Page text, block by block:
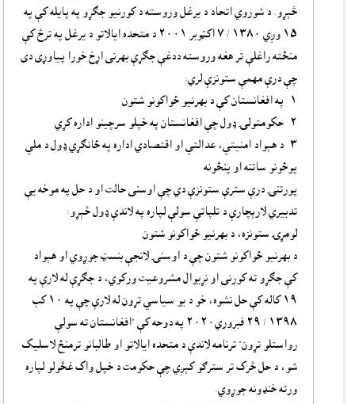
څېړو. د شوروي اتحاد د يرغل وروسته د کورنيو جګړو په پايله کې په
١٥ وږي ١٣٨٠ / ٧ اکټوبر ٢٠٠١ د متحده ايالاتو د يرغل په ترڅ کې
منځته راغلې تر هغه وروسته ددغې جګړې بهرنى اړخ خورا پياوړى دى
چې درې مهمې ستونزې لري:
١- په افغانستان کې د بهرنيو ځواکونو شتون
٢- حکومتولۍ ډول چې افغانستان په خپلو سرچينو اداره کړي
٣- د هېواد امنيتي، عدالتي او اقتصادي اداره په ځانګړي ډول د ملي
پوځونو ساتنه او پنځونه
پورتنۍ درې سترې ستونزې دي چې اوسنى حالت او د حل په موخه يې
تدبيري لارېچارې د تلپاتې سولې لپاره په لاندې ډول څېړو:
لومړۍ ستونزه، د بهرنيو ځواکونو شتون
د بهرنيو ځواکونو شتون چې د اوسنۍ لانجې بنسټ جوړوي او هېواد
کې جګړو ته کورنى او نړيوال مشروعيت ورکوي، د جګړې له لارې په
١٩ کاله کې حل نشوه، خو د يو سياسي تړون له لارې چې په ١٠ کب
١٣٩٨ / ٢٩ فبروري٢٠٢٠ په دوحه کې "افغانستان ته سولې
رواستلو تړون" ترنامه لاندې د متحده ايالاتو او طالبانو ترمنځ لاسليک
شو، د حل څرک تر سترګو کېږي چې حکومت د خپل واک غځولو لپاره
ورته خنډونه جوړوي.